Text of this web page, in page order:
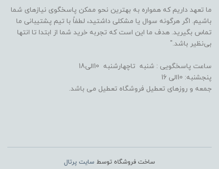
ما تعهد داریم که همواره به بهترین نحو ممکن پاسخگوی نیازهای شما
باشیم. اگر هرگونه سوال یا مشکلی داشتید، لطفاً با تیم پشتیبانی ما
تماس بگیرید. هدف ما این است که تجربه خرید شما از ابتدا تا انتها
بی‌نظیر باشد."
ساعت پاسخگویی : شنبه تاچهارشنبه 10الی18
پنجشنبه: 10الی 16
جمعه و روزهای تعطیل فروشگاه تعطیل می باشد.
ساخت فروشگاه توسط سایت پرتال